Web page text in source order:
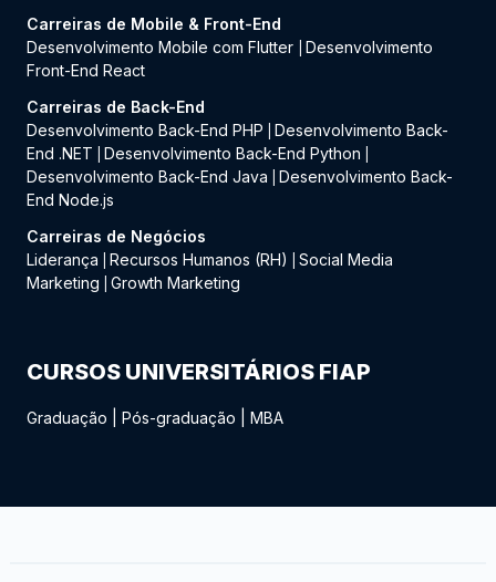
Carreiras de Mobile & Front-End
Desenvolvimento Mobile com Flutter
Desenvolvimento
Front-End React
Carreiras de Back-End
Desenvolvimento Back-End PHP
Desenvolvimento Back-
End .NET
Desenvolvimento Back-End Python
Desenvolvimento Back-End Java
Desenvolvimento Back-
End Node.js
Carreiras de Negócios
Liderança
Recursos Humanos (RH)
Social Media
Marketing
Growth Marketing
CURSOS UNIVERSITÁRIOS FIAP
Graduação Pós-graduação MBA